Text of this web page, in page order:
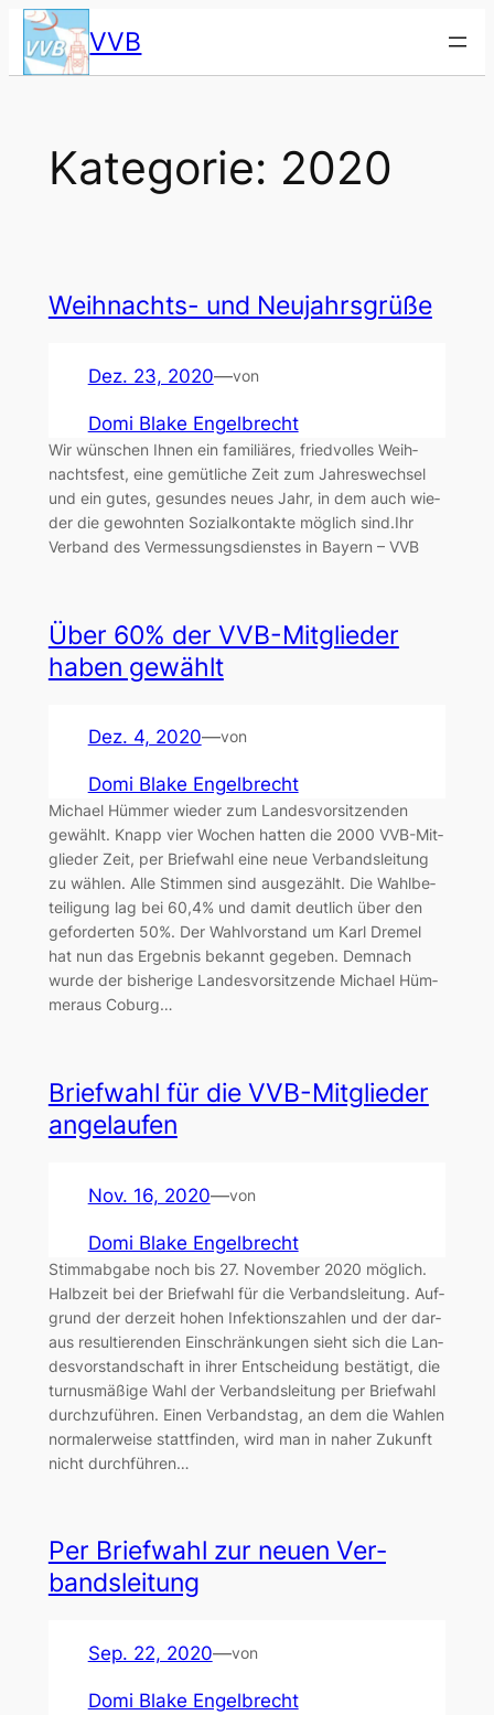
Zum
Inhalt
springen
VVB
Kategorie: 2020
Weih­nachts- und Neu­jahrs­grü­ße
Dez. 23, 2020—von
Domi Blake Engelbrecht
Wir wün­schen Ihnen ein fami­liä­res, fried­vol­les Weih­
nachts­fest, eine gemüt­li­che Zeit zum Jah­res­wech­sel
und ein gutes, gesun­des neu­es Jahr, in dem auch wie­
der die gewohn­ten Sozi­al­kon­tak­te mög­lich sind.Ihr
Ver­band des Ver­mes­sungs­diens­tes in Bay­ern – VVB
Über 60% der VVB-Mit­glie­der
haben gewählt
Dez. 4, 2020—von
Domi Blake Engelbrecht
Micha­el Hüm­mer wie­der zum Lan­des­vor­sit­zen­den
gewählt. Knapp vier Wochen hat­ten die 2000 VVB-Mit­
glie­der Zeit, per Brief­wahl eine neue Ver­bands­lei­tung
zu wäh­len. Alle Stim­men sind aus­ge­zählt. Die Wahl­be­
tei­li­gung lag bei 60,4% und damit deut­lich über den
gefor­der­ten 50%. Der Wahl­vor­stand um Karl Dre­mel
hat nun das Ergeb­nis bekannt gege­ben. Dem­nach
wur­de der bis­he­ri­ge Lan­des­vor­sit­zen­de Micha­el Hüm­
meraus Coburg…
Brief­wahl für die VVB-Mit­glie­der
ange­lau­fen
Nov. 16, 2020—von
Domi Blake Engelbrecht
Stimm­ab­ga­be noch bis 27. Novem­ber 2020 mög­lich.
Halb­zeit bei der Brief­wahl für die Ver­bands­lei­tung. Auf­
grund der der­zeit hohen Infek­ti­ons­zah­len und der dar­
aus resul­tie­ren­den Ein­schrän­kun­gen sieht sich die Lan­
des­vor­stand­schaft in ihrer Ent­schei­dung bestä­tigt, die
tur­nus­mä­ßi­ge Wahl der Ver­bands­lei­tung per Brief­wahl
durch­zu­füh­ren. Einen Ver­bands­tag, an dem die Wah­len
nor­ma­ler­wei­se statt­fin­den, wird man in naher Zukunft
nicht durch­füh­ren…
Per Brief­wahl zur neu­en Ver­
bands­lei­tung
Sep. 22, 2020—von
Domi Blake Engelbrecht